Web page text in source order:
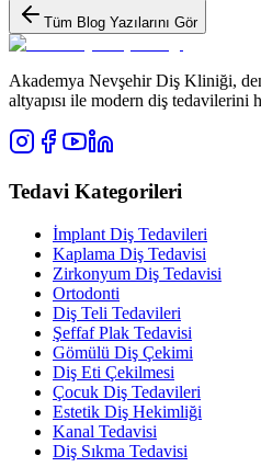
Tüm Blog Yazılarını Gör
Akademya Nevşehir Diş Kliniği,
altyapısı ile modern diş tedavilerini
Tedavi Kategorileri
İmplant Diş Tedavileri
Kaplama Diş Tedavisi
Zirkonyum Diş Tedavisi
Ortodonti
Diş Teli Tedavileri
Şeffaf Plak Tedavisi
Gömülü Diş Çekimi
Diş Eti Çekilmesi
Çocuk Diş Tedavileri
Estetik Diş Hekimliği
Kanal Tedavisi
Diş Sıkma Tedavisi